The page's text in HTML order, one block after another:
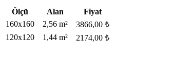
Ölçü Alan
Fiyat
160x160
2,56 m²
3866,00 ₺
120x120
1,44 m² 2174,00 ₺